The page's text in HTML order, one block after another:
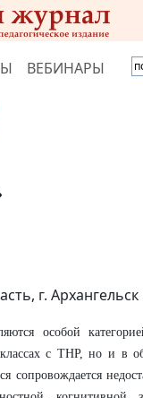
ВЕБИНАРЫ
г. Архангельск
особой
с ТНР, но и в
сопровождается